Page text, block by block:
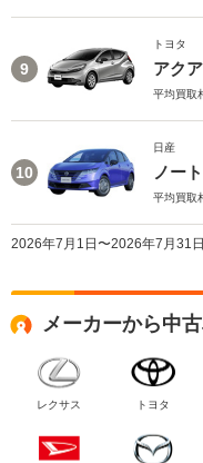
9
トヨタ
アクア
平均買取
10
日産
ノート
平均買取
2026年7月1日〜2026年7月31
メーカーから中
レクサス トヨタ